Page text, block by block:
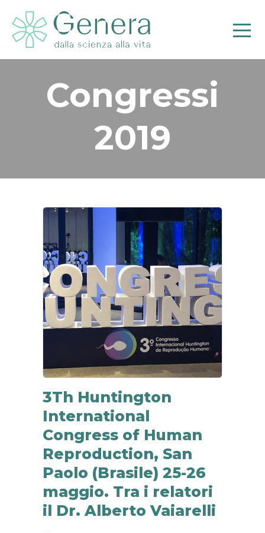
Congressi
2019
3Th Huntington
International
Congress of Human
Reproduction, San
Paolo (Brasile) 25-26
maggio. Tra i relatori
il Dr. Alberto Vaiarelli